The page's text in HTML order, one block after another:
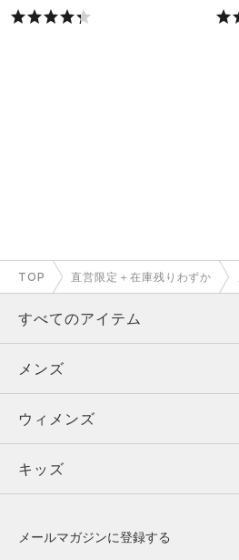
TOP 直営限定＋在庫残りわずか
すべてのアイテム
メンズ
ウィメンズ
キッズ
メンズ
トップス
ボトムス
ウィメンズ
トップス
キッズ
メールマガジンに登録する